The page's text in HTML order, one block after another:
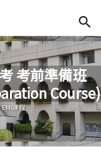
介)
)
Open
考前準備班
Course)
EMI課程